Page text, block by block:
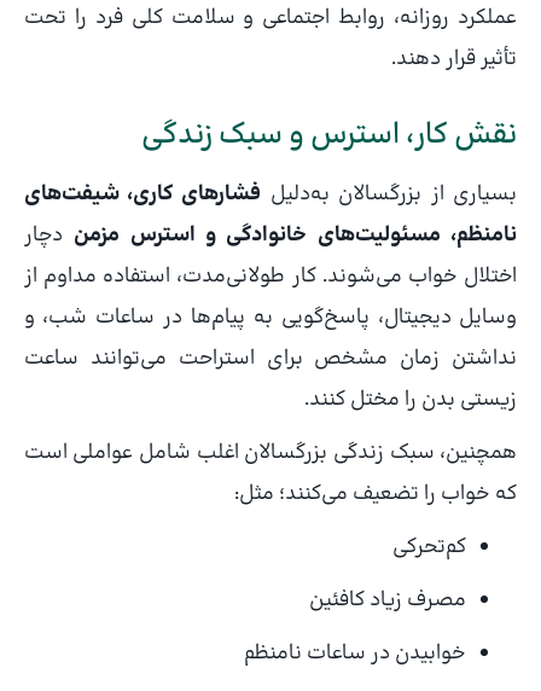
عملکرد روزانه، روابط اجتماعی و سلامت کلی فرد را تحت
تأثیر قرار دهند.
نقش کار، استرس و سبک زندگی
بسیاری از بزرگسالان به‌دلیل فشارهای کاری، شیفت‌های
نامنظم، مسئولیت‌های خانوادگی و استرس مزمن دچار
اختلال خواب می‌شوند. کار طولانی‌مدت، استفاده مداوم از
وسایل دیجیتال، پاسخ‌گویی به پیام‌ها در ساعات شب، و
نداشتن زمان مشخص برای استراحت می‌توانند ساعت
زیستی بدن را مختل کنند.
همچنین، سبک زندگی بزرگسالان اغلب شامل عواملی است
که خواب را تضعیف می‌کنند؛ مثل:
کم‌تحرکی
مصرف زیاد کافئین
خوابیدن در ساعات نامنظم